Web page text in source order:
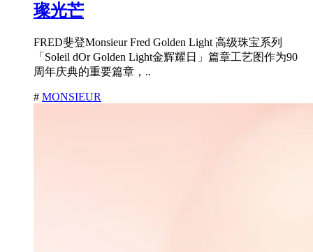
璨光芒
FRED斐登Monsieur Fred Golden Light 高级珠宝系列
「Soleil dOr Golden Light金辉耀日」篇章工艺图作为90
周年庆典的重要篇章，..
# MONSIEUR